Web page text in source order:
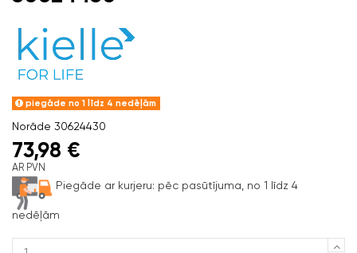
piegāde no 1 līdz 4 nedēļām
Norāde 30624430
73,98 €
AR PVN
Piegāde ar kurjeru: pēc pasūtījuma, no 1 līdz 4
nedēļām